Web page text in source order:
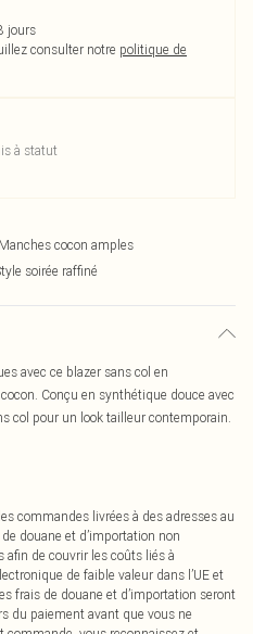
jours
consulter notre politique de
à statut
Manches cocon amples
soirée raffiné
avec ce blazer sans col en
Conçu en synthétique douce avec
col pour un look tailleur contemporain.
commandes livrées à des adresses au
douane et d’importation non
afin de couvrir les coûts liés à
de faible valeur dans l’UE et
frais de douane et d’importation seront
du paiement avant que vous ne